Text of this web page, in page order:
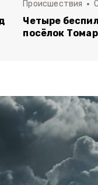
Происшествия
Четыре
посёлок